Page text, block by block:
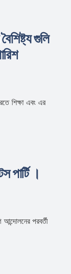
গুলি
শিক্ষা এবং এর
পার্টি ।
আন্দোলনের পরবর্তী